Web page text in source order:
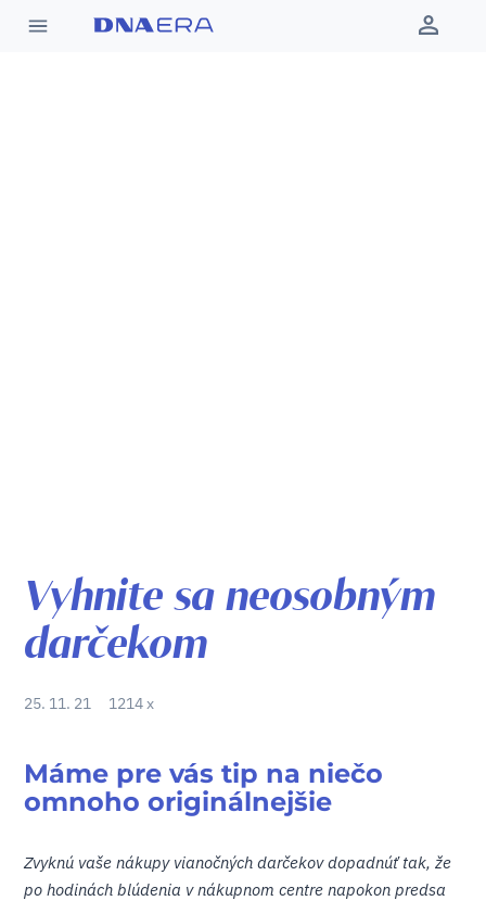
Vyhnite sa neosobným
darčekom
25. 11. 21 1214 x
Máme pre vás tip na niečo
omnoho originálnejšie
Zvyknú vaše nákupy vianočných darčekov dopadnúť tak, že
po hodinách blúdenia v nákupnom centre napokon predsa